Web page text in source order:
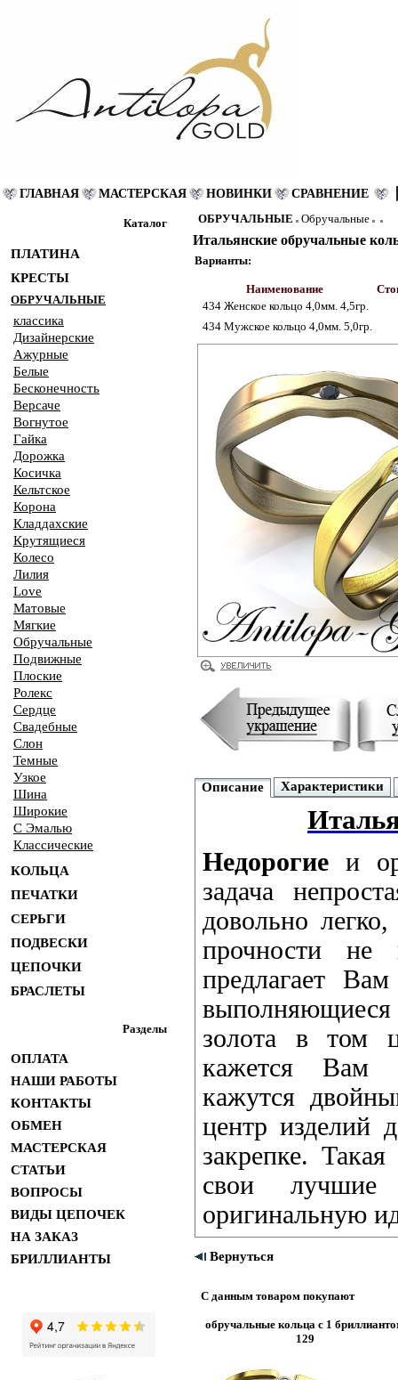
ГЛАВНАЯ МАСТЕРСКАЯ НОВИНКИ СРАВНЕНИЕ
Каталог
ПЛАТИНА
КРЕСТЫ
ОБРУЧАЛЬНЫЕ
классика
Дизайнерские
Ажурные
Белые
Бесконечность
Версаче
Вогнутое
Гайка
Дорожка
Косичка
Кельтское
Корона
Кладдахские
Крутящиеся
Колесо
Лилия
Love
Матовые
Мягкие
Обручальные
Подвижные
Плоские
Ролекс
Сердце
Свадебные
Слон
Темные
Узкое
Шина
Широкие
С Эмалью
Классические
КОЛЬЦА
ПЕЧАТКИ
СЕРЬГИ
ПОДВЕСКИ
ЦЕПОЧКИ
БРАСЛЕТЫ
Разделы
ОПЛАТА
НАШИ РАБОТЫ
КОНТАКТЫ
ОБМЕН
МАСТЕРСКАЯ
СТАТЬИ
ВОПРОСЫ
ВИДЫ ЦЕПОЧЕК
НА ЗАКАЗ
БРИЛЛИАНТЫ
ОБРУЧАЛЬНЫЕ Обручальные
Итальянские обручальные
Варианты:
Наименование
434 Женское кольцо 4,0мм. 4,5гр.
434 Мужское кольцо 4,0мм. 5,0гр.
Описание Характеристики
Недорогие и
задача
довольно
прочности не
предлагает
золота в том
кажется Вам
кажутся
центр изделий
закрепке.
свои лучшие
оригинальную
Вернуться
С данным товаром покупают
обручальные кольца с 1
129